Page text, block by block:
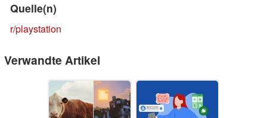
Quelle(n)
r/playstation
Verwandte Artikel